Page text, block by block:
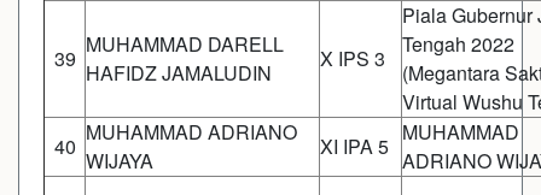
39
MUHAMMAD DARELL
HAFIDZ JAMALUDIN
X IPS 3
Piala Gubernur
Tengah 2022
(Megantara
Virtual Wushu
40
MUHAMMAD ADRIANO
WIJAYA
XI IPA 5
MUHAMMAD
ADRIANO